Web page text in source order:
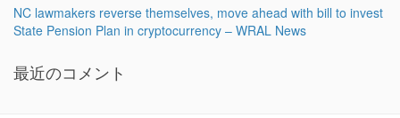
NC lawmakers reverse themselves, move ahead with bill to invest
State Pension Plan in cryptocurrency – WRAL News
最近のコメント